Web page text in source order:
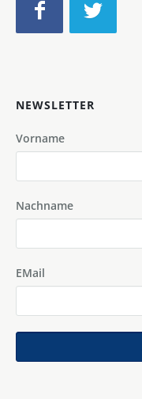
NEWSLETTER
Vorname
Nachname
EMail